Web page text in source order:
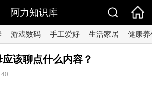
阿力知识库
游戏数码 手工爱好 生活家居 健康养
该聊点什么内容？